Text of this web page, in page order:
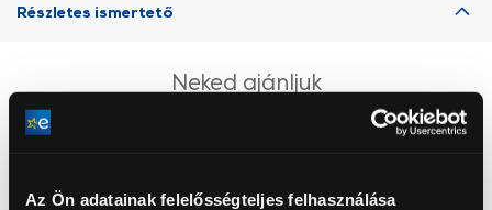
Az Ön adatainak felelősségteljes felhasználása
Részletes ismertető
Neked ajánljuk